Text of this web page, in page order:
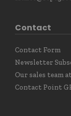
Contact
Contact Form
Newsletter
Our sales team
Contact Point